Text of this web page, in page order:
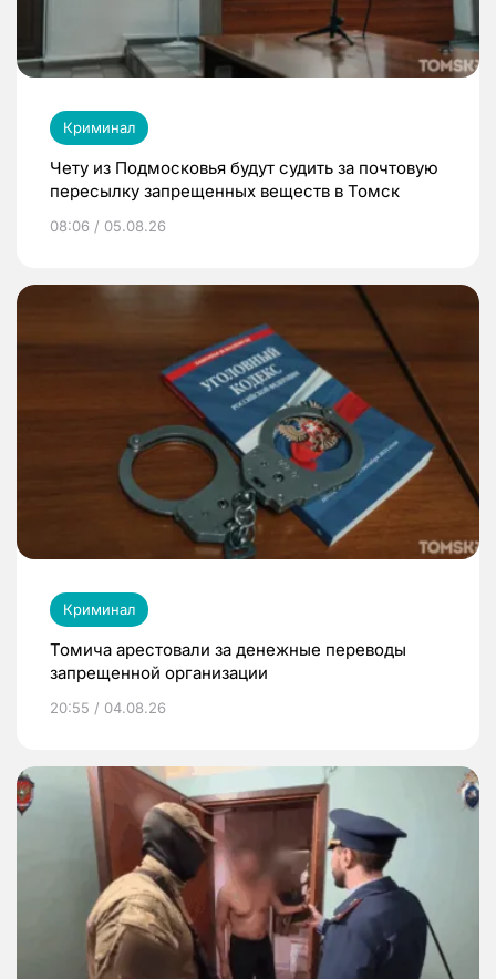
Криминал
Чету из Подмосковья будут судить за почтовую
пересылку запрещенных веществ в Томск
08:06 / 05.08.26
Криминал
Томича арестовали за денежные переводы
запрещенной организации
20:55 / 04.08.26